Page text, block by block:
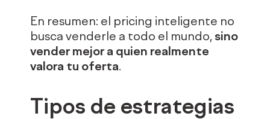
En resumen: el pricing inteligente no
busca venderle a todo el mundo, sino
vender mejor a quien realmente
valora tu oferta.
Tipos de estrategias